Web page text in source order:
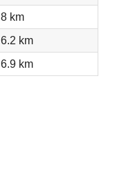
8 km
6.2 km
6.9 km